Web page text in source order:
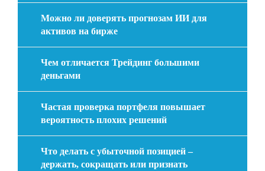
Можно ли доверять прогнозам ИИ для
активов на бирже
Чем отличается Трейдинг большими
деньгами
Частая проверка портфеля повышает
вероятность плохих решений
Что делать с убыточной позицией –
держать, сокращать или признать